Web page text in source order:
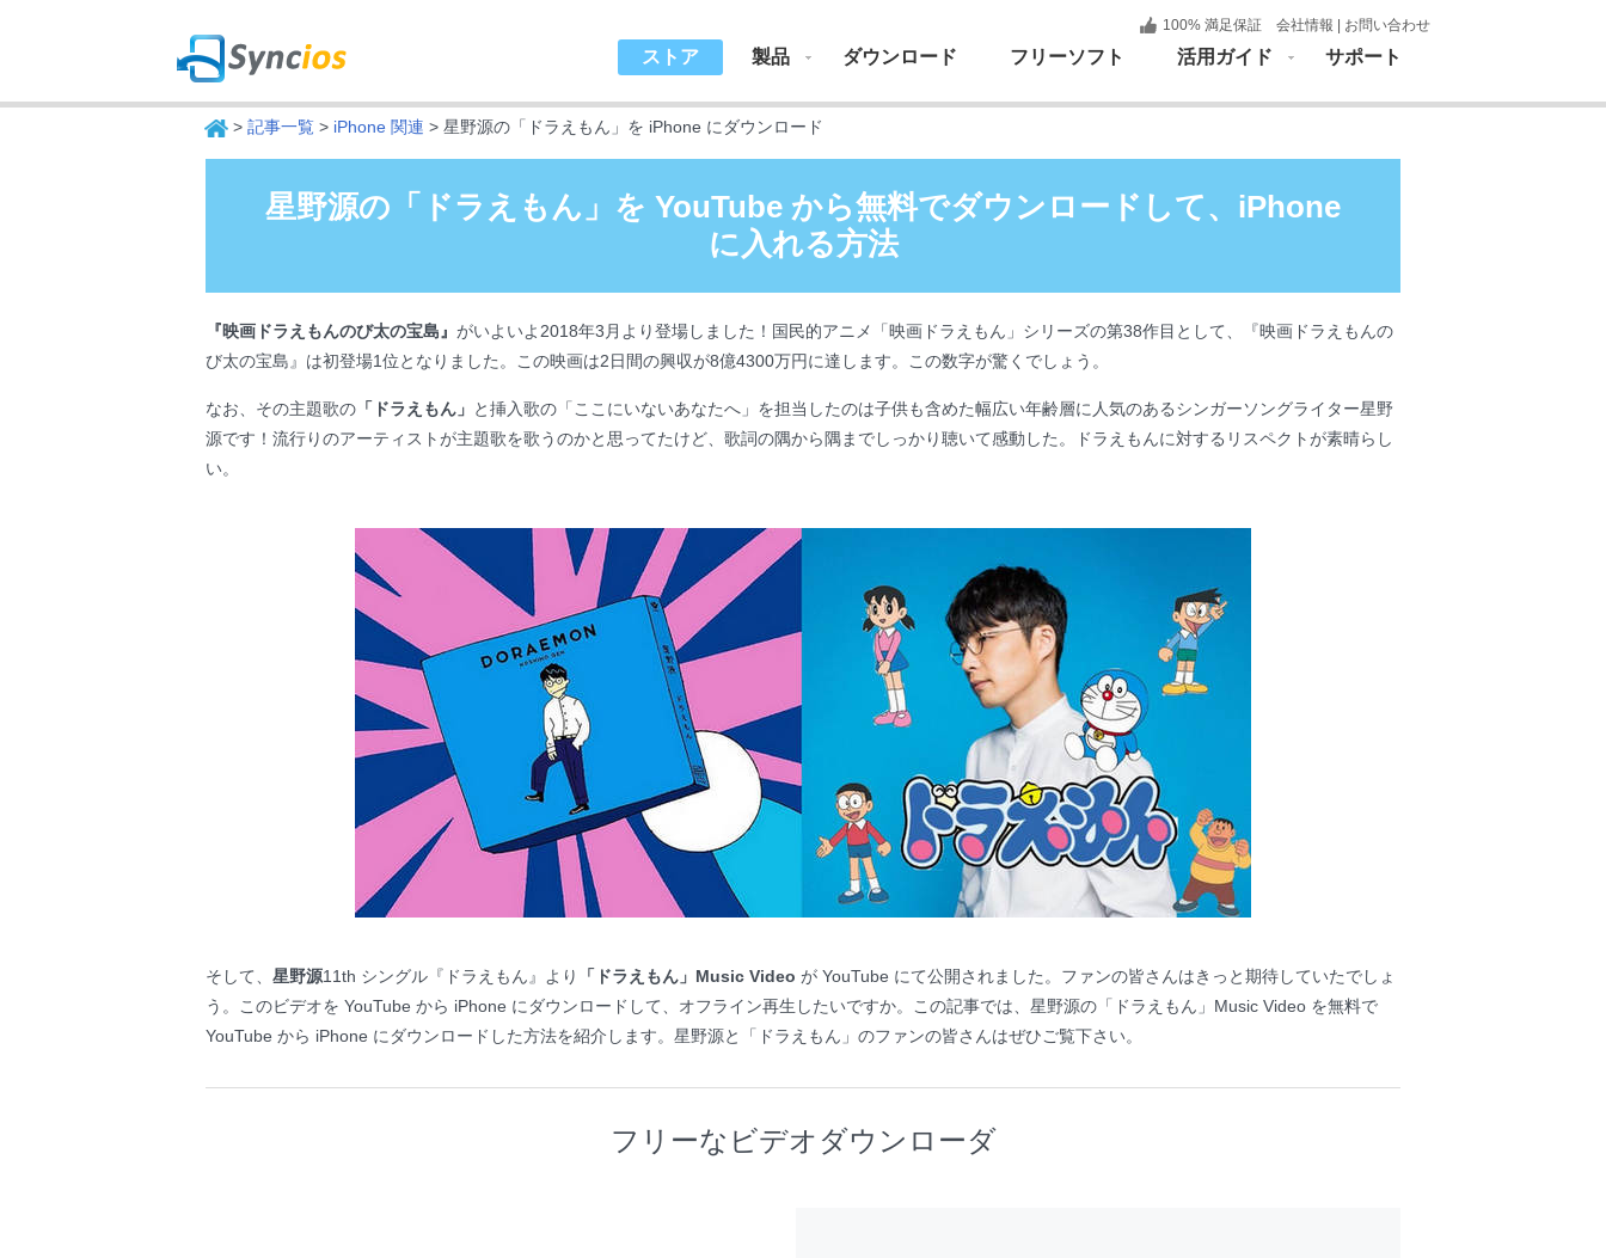
100% 満足保証 会社情報 お問い合わせ
ストア 製品 ダウンロード フリーソフト 活用ガイド サポート
> 記事一覧 > iPhone 関連 > 星野源の「ドラえもん」を iPhone にダウンロード
星野源の「ドラえもん」を YouTube から無料でダウンロードして、iPhone
に入れる方法
『映画ドラえもんのび太の宝島』 がいよいよ2018年3月より登場しました！国民的アニメ「映画ドラえもん」シリーズの第38作目として、『映画ドラえもんの
び太の宝島』は初登場1位となりました。この映画は2日間の興収が8億4300万円に達します。この数字が驚くでしょう。
なお、その主題歌の 「ドラえもん」 と挿入歌の「ここにいないあなたへ」を担当したのは子供も含めた幅広い年齢層に人気のあるシンガーソングライター星野
源です！流行りのアーティストが主題歌を歌うのかと思ってたけど、歌詞の隅から隅までしっかり聴いて感動した。ドラえもんに対するリスペクトが素晴らし
い。
そして、 星野源11th シングル『ドラえもん』より 「ドラえもん」Music Video が YouTube にて公開されました。ファンの皆さんはきっと期待していたでしょ
う。このビデオを YouTube から iPhone にダウンロードして、オフライン再生したいですか。この記事では、星野源の「ドラえもん」Music Video を無料で
YouTube から iPhone にダウンロードした方法を紹介します。星野源と「ドラえもん」のファンの皆さんはぜひご覧下さい。
フリーなビデオダウンローダ